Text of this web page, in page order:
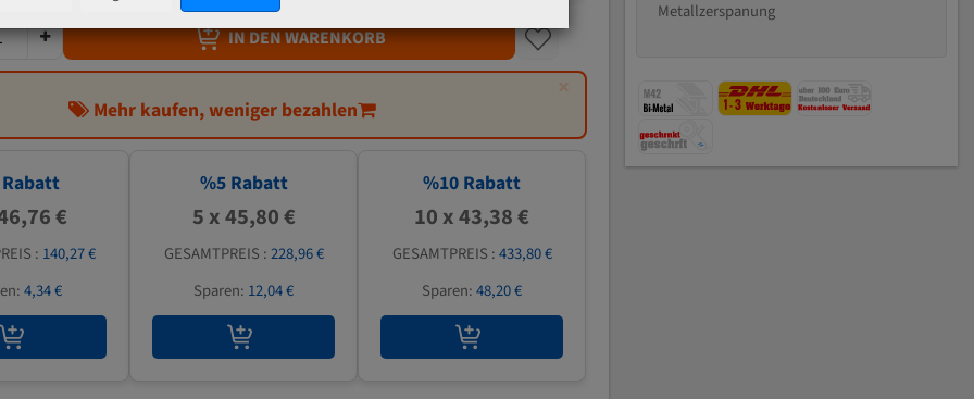
IN DEN WARENKORB
×
Mehr kaufen, weniger bezahlen
€
: 140,27 €
4,34 €
%5Rabatt
5 x 45,80 €
GESAMTPREIS :228,96 €
Sparen: 12,04 €
%10 Rabatt
10 x 43,38 €
GESAMTPREIS :433,80 €
Sparen:48,20 €
Metallzerspanung